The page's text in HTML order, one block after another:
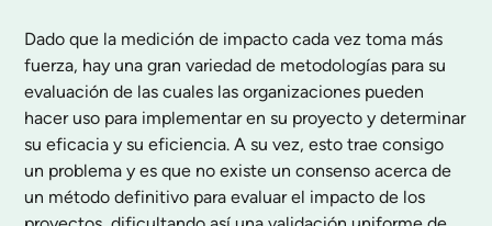
Dado que la medición de impacto cada vez toma más
fuerza, hay una gran variedad de metodologías para su
evaluación de las cuales las organizaciones pueden
hacer uso para implementar en su proyecto y determinar
su eficacia y su eficiencia. A su vez, esto trae consigo
un problema y es que no existe un consenso acerca de
un método definitivo para evaluar el impacto de los